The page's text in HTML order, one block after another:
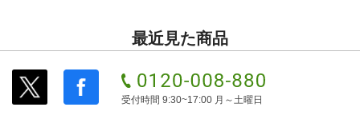
最近見た商品
受付時間 9:30~17:00 月～土曜日